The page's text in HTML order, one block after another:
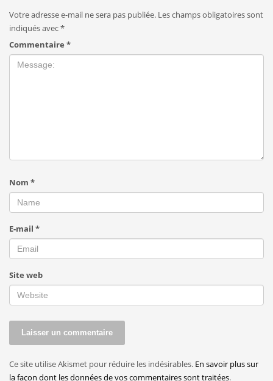
Votre adresse e-mail ne sera pas publiée. Les champs obligatoires sont
indiqués avec*
Commentaire *
Nom *
E-mail *
Site web
Ce site utilise Akismet pour réduire les indésirables. En savoir plus sur
la façon dont les données de vos commentaires sont traitées.